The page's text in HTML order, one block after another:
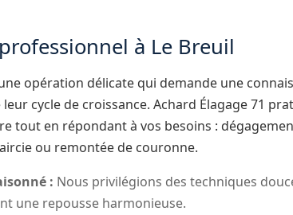
à Le Breuil
opération délicate qui demande une
cycle de croissance. Achard Élagage 71
tout en répondant à vos besoins :
ou remontée de couronne.
: Nous privilégions des techniques
une repousse harmonieuse.